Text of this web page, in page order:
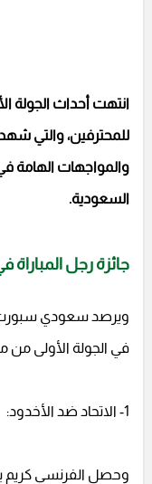
انتهت أحداث الجولة
للمحترفين، والتي
والمواجهات الهامة
السعودية.
جائزة رجل
ويرصد سعودي
في الجولة الأولى من
1- الاتحاد ضد الأخدود:
وحصل الفرنسي كريم